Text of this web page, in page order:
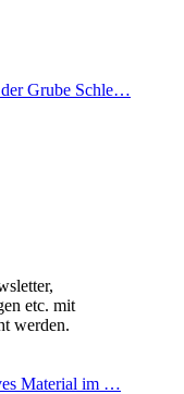
Grube Schle…
etc. mit
werden.
Material im …